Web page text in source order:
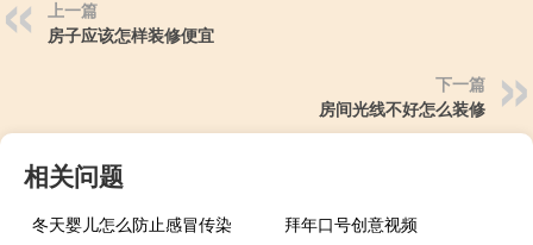
上一篇
房子应该怎样装修便宜
下一篇
房间光线不好怎么装修
相关问题
冬天婴儿怎么防止感冒传染
拜年口号创意视频